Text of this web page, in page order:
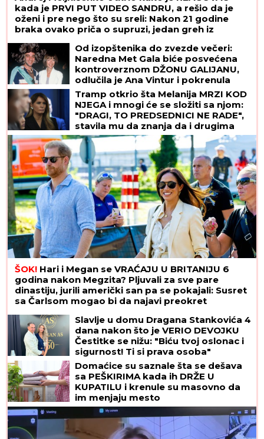
kada je PRVI PUT VIDEO SANDRU, a rešio da je
oženi i pre nego što su sreli: Nakon 21 godine
braka ovako priča o supruzi, jedan greh iz
Od izopštenika do zvezde večeri:
Naredna Met Gala biće posvećena
kontroverznom DŽONU GALIJANU,
odlučila je Ana Vintur i pokrenula
lavinu žestokih reakcija
Tramp otkrio šta Melanija MRZI KOD
NJEGA i mnogi će se složiti sa njom:
"DRAGI, TO PREDSEDNICI NE RADE",
stavila mu da znanja da i drugima
smeta, ali se pretvaraju - iz
pristojnosti
ŠOK! Hari i Megan se VRAĆAJU U BRITANIJU 6
godina nakon Megzita? Pljuvali za sve pare
dinastiju, jurili američki san pa se pokajali: Susret
sa Čarlsom mogao bi da najavi preokret
Slavlje u domu Dragana Stankovića 4
dana nakon što je VERIO DEVOJKU
Čestitke se nižu: "Biću tvoj oslonac i
sigurnost! Ti si prava osoba"
Domaćice su saznale šta se dešava
sa PEŠKIRIMA kada ih DRŽE U
KUPATILU i krenule su masovno da
im menjaju mesto